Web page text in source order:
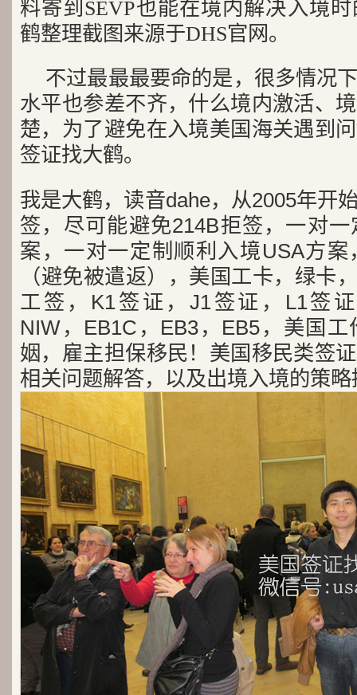
料寄到SEVP也能在境内解决入境
鹤整理截图来源于DHS官网。
不过最最最要命的是，很多情况
水平也参差不齐，什么境内激活、
楚，为了避免在入境美国海关遇到
签证找大鹤。
我是大鹤，读音dahe，从2005年开
签，尽可能避免214B拒签，一对
案，一对一定制顺利入境USA方
（避免被遣返），美国工卡，绿卡
工签，K1签证，J1签证，L1签
NIW，EB1C，EB3，EB5，美国
姻，雇主担保移民！美国移民类签
相关问题解答，以及出境入境的策